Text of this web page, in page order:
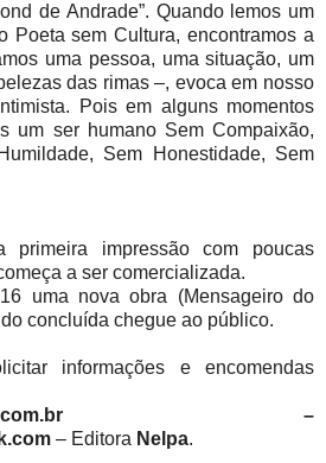
de Andrade”. Quando lemos um
Poeta sem Cultura, encontramos a
uma pessoa, uma situação, um
das rimas –, evoca em nosso
Pois em alguns momentos
um ser humano Sem Compaixão,
Sem Honestidade, Sem
impressão com poucas
a ser comercializada.
uma nova obra (Mensageiro do
concluída chegue ao público.
informações e encomendas
–
– Editora Nelpa.